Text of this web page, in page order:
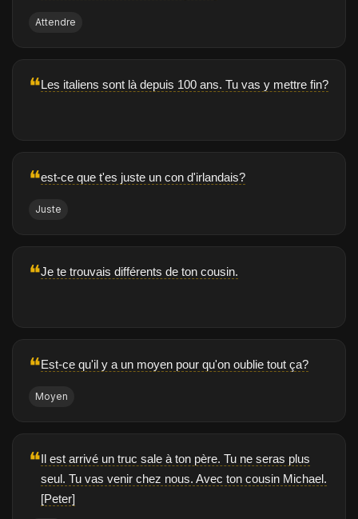
Attendre
❝Les italiens sont là depuis 100 ans. Tu vas y mettre fin?
❝est-ce que t'es juste un con d'irlandais?
Juste
❝Je te trouvais différents de ton cousin.
❝Est-ce qu'il y a un moyen pour qu'on oublie tout ça?
Moyen
❝Il est arrivé un truc sale à ton père. Tu ne seras plus
seul. Tu vas venir chez nous. Avec ton cousin Michael.
[Peter]